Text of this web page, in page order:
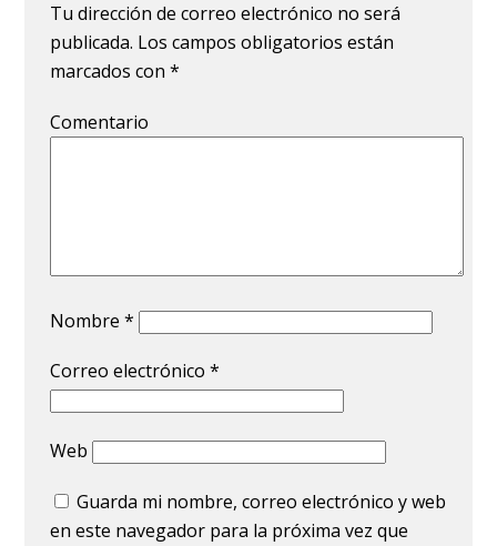
Tu dirección de correo electrónico no será
publicada. Los campos obligatorios están
marcados con*
Comentario
Nombre*
Correo electrónico*
Web
Guarda mi nombre, correo electrónico y web
en este navegador para la próxima vez que